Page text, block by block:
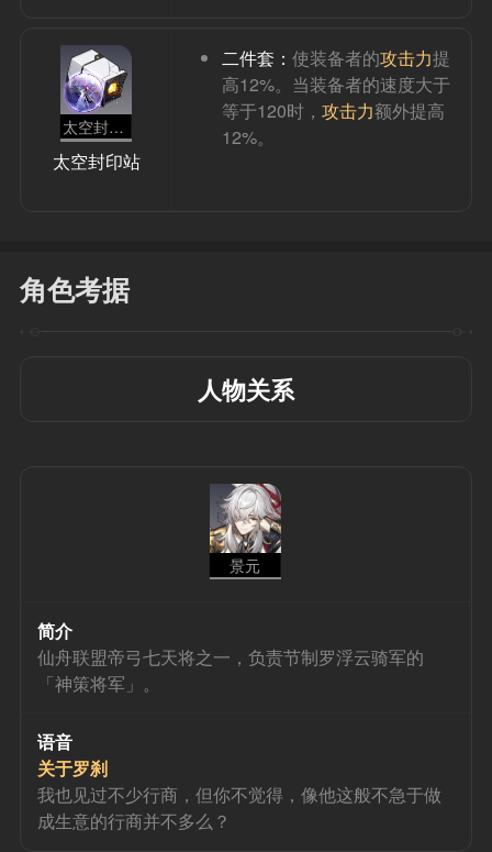
太空封印站
太空封印站
二件套：使装备者的攻击力提
高12%。当装备者的速度大于
等于120时，攻击力额外提高
12%。
角色考据
人物关系
景元
简介
仙舟联盟帝弓七天将之一，负责节制罗浮云骑军的
「神策将军」。
语音
关于罗刹
我也见过不少行商，但你不觉得，像他这般不急于做
成生意的行商并不多么？